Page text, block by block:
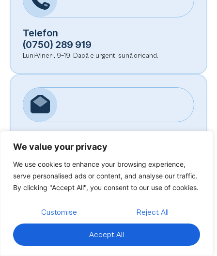
We value your privacy
We use cookies to enhance your browsing experience,
serve personalised ads or content, and analyse our traffic.
By clicking "Accept All", you consent to our use of cookies.
Customise Reject All
Accept All
Telefon
(0750) 289 919
Luni-Vineri, 9–19. Dacă e urgent, sună oricand.
hello@sitebox.ro
Răspundem rapid. De obicei în primele minute.